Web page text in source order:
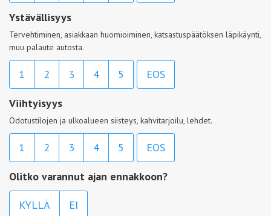
Ystävällisyys
Tervehtiminen, asiakkaan huomioiminen, katsastuspäätöksen läpikäynti,
muu palaute autosta.
1 2 3 4 5 EOS
Viihtyisyys
Odotustilojen ja ulkoalueen siisteys, kahvitarjoilu, lehdet.
1 2 3 4 5 EOS
Olitko varannut ajan ennakkoon?
KYLLÄ EI